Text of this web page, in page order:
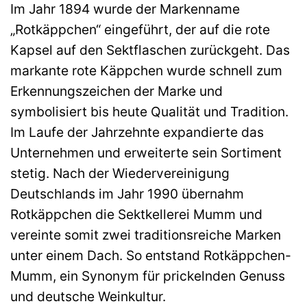
Im Jahr 1894 wurde der Markenname
„Rotkäppchen“ eingeführt, der auf die rote
Kapsel auf den Sektflaschen zurückgeht. Das
markante rote Käppchen wurde schnell zum
Erkennungszeichen der Marke und
symbolisiert bis heute Qualität und Tradition.
Im Laufe der Jahrzehnte expandierte das
Unternehmen und erweiterte sein Sortiment
stetig. Nach der Wiedervereinigung
Deutschlands im Jahr 1990 übernahm
Rotkäppchen die Sektkellerei Mumm und
vereinte somit zwei traditionsreiche Marken
unter einem Dach. So entstand Rotkäppchen-
Mumm, ein Synonym für prickelnden Genuss
und deutsche Weinkultur.